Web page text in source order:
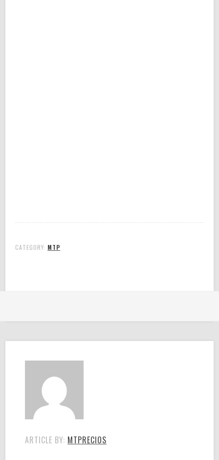
CATEGORY: MTP
ARTICLE BY: MTPRECIOS